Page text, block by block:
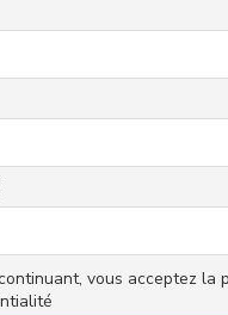
vous acceptez la